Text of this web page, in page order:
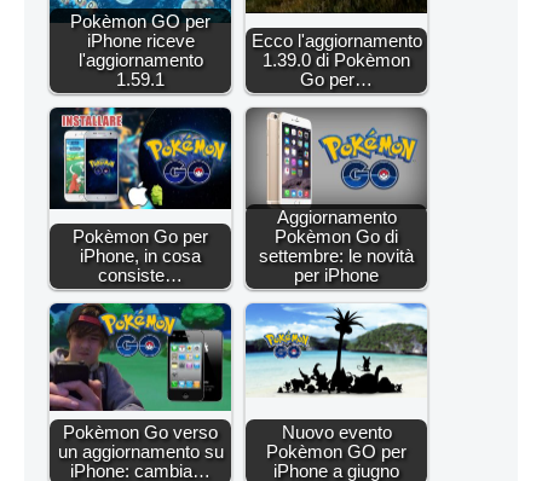
Pokèmon GO per
iPhone riceve
l'aggiornamento
1.59.1
Ecco l'aggiornamento
1.39.0 di Pokèmon
Go per…
Pokèmon Go per
iPhone, in cosa
consiste…
Aggiornamento
Pokèmon Go di
settembre: le novità
per iPhone
Pokèmon Go verso
un aggiornamento su
iPhone: cambia…
Nuovo evento
Pokèmon GO per
iPhone a giugno